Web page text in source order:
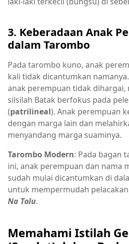
3. Keberadaan Anak
dalam Tarombo
Pada tarombo kuno, anak
kali tidak dicantumkan
anak perempuan tidak dihargai,
silsilah Batak berfokus pada
(patrilineal). Anak perempuan
dengan marga lain dan
menyandang marga suaminya.
Tarombo Modern: Pada bagan
ini, anak perempuan dan nama
sudah mulai dicantumkan di
untuk mempermudah
Na Tolu.
Memahami Istilah